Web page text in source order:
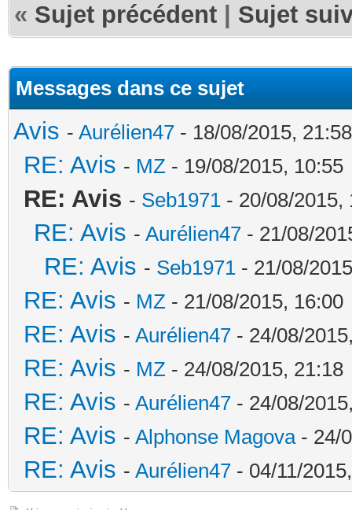
« Sujet précédent Sujet
Messages dans ce sujet
Avis - Aurélien47 - 18/08/2015, 21:58
RE: Avis - MZ - 19/08/2015, 10:55
RE: Avis - Seb1971 - 20/08/2015,
RE: Avis - Aurélien47 - 21/08/
RE: Avis - Seb1971 - 21/08/
RE: Avis - MZ - 21/08/2015, 16:00
RE: Avis - Aurélien47 - 24/08/
RE: Avis - MZ - 24/08/2015, 21:18
RE: Avis - Aurélien47 - 24/08/
RE: Avis - Alphonse Magova- 24/
RE: Avis - Aurélien47 - 04/11/